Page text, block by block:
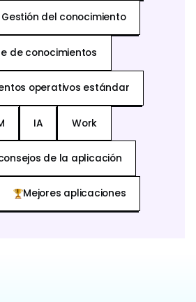
Gestión del conocimiento
de conocimientos
operativos estándar
IA Work
de la aplicación
Mejores aplicaciones